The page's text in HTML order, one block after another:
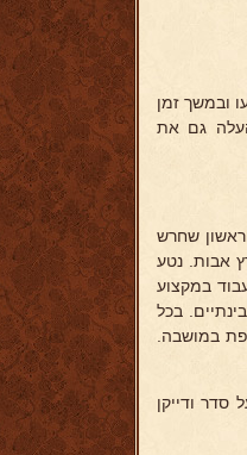
ובמשך זמן
גם את
הראשון שחרש
אבות. נטע
במקצוע
בכל
במושבה.
סדר ודייקן